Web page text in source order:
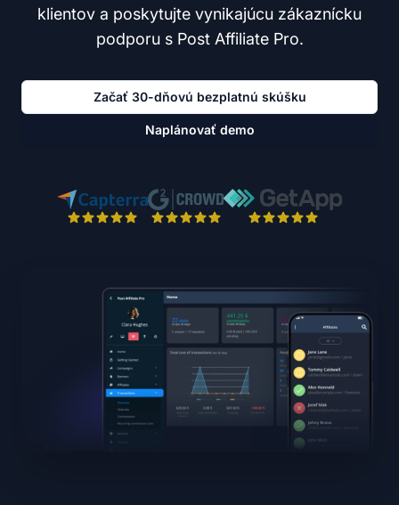
klientov a poskytujte vynikajúcu zákaznícku
podporu s Post Affiliate Pro.
Začať 30-dňovú bezplatnú skúšku
Naplánovať demo